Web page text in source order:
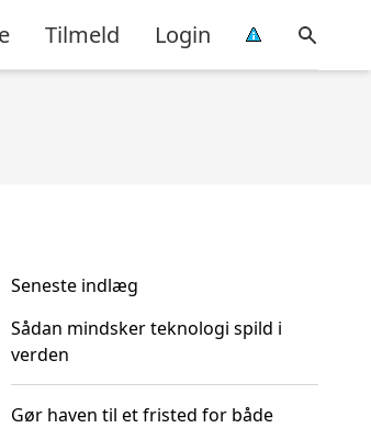
Tilmeld Login
Seneste indlæg
Sådan mindsker teknologi spild i
verden
Gør haven til et fristed for både